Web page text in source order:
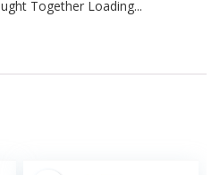
Together Loading...